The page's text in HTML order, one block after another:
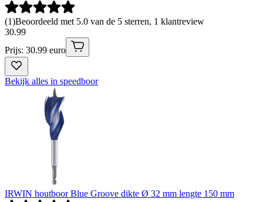
(1)Beoordeeld met 5.0 van de 5 sterren, 1 klantreview
30.99
Prijs: 30.99 euro
Bekijk alles in speedboor
IRWIN houtboor Blue Groove dikte Ø 32 mm lengte 150 mm